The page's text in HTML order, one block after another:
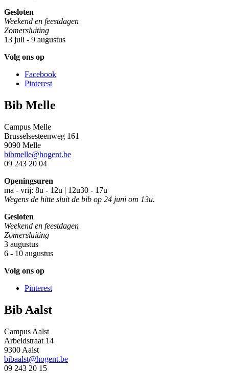
Gesloten
Weekend en feestdagen
Zomersluiting
13 juli - 9 augustus
Volg ons op
Facebook
Pinterest
Bib Melle
Campus Melle
Brusselsesteenweg 161
9090 Melle
bibmelle@hogent.be
09 243 20 04
Openingsuren
ma - vrij: 8u - 12u | 12u30 - 17u
Wegens de hitte sluit de bib op 24 juni om 13u.
Gesloten
Weekend en feestdagen
Zomersluiting
3 augustus
6 - 10 augustus
Volg ons op
Pinterest
Bib Aalst
Campus Aalst
Arbeidstraat 14
9300 Aalst
bibaalst@hogent.be
09 243 20 15